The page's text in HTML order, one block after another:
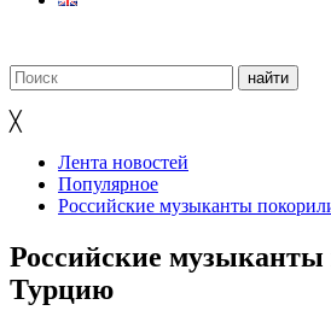
╳
Лента новостей
Популярное
Российские музыканты
Российские
Турцию